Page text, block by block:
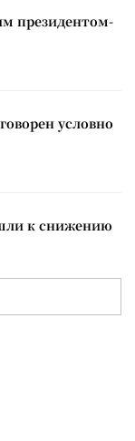
президентом-
условно
к снижению